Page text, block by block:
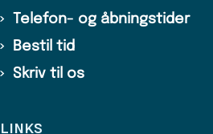
Telefon- og åbningstider
Bestil tid
Skriv til os
LINKS